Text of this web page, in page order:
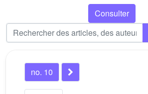
Consulter
no. 10